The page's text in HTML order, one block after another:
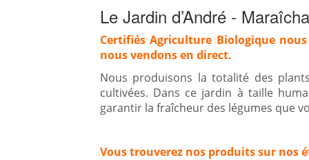
Le Jardin d’André -
Certifiés Agriculture Biologique
nous vendons en direct.
Nous produisons la totalité des
cultivées. Dans ce jardin à taille
garantir la fraîcheur des légumes que
Vous trouverez nos produits sur nos